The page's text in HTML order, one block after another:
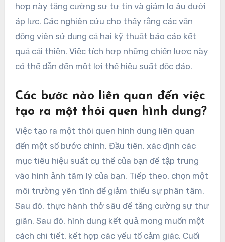
hợp này tăng cường sự tự tin và giảm lo âu dưới
áp lực. Các nghiên cứu cho thấy rằng các vận
động viên sử dụng cả hai kỹ thuật báo cáo kết
quả cải thiện. Việc tích hợp những chiến lược này
có thể dẫn đến một lợi thế hiệu suất độc đáo.
Các bước nào liên quan đến việc
tạo ra một thói quen hình dung?
Việc tạo ra một thói quen hình dung liên quan
đến một số bước chính. Đầu tiên, xác định các
mục tiêu hiệu suất cụ thể của bạn để tập trung
vào hình ảnh tâm lý của bạn. Tiếp theo, chọn một
môi trường yên tĩnh để giảm thiểu sự phân tâm.
Sau đó, thực hành thở sâu để tăng cường sự thư
giãn. Sau đó, hình dung kết quả mong muốn một
cách chi tiết, kết hợp các yếu tố cảm giác. Cuối